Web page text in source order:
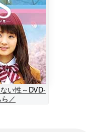
い性～DVD-
／